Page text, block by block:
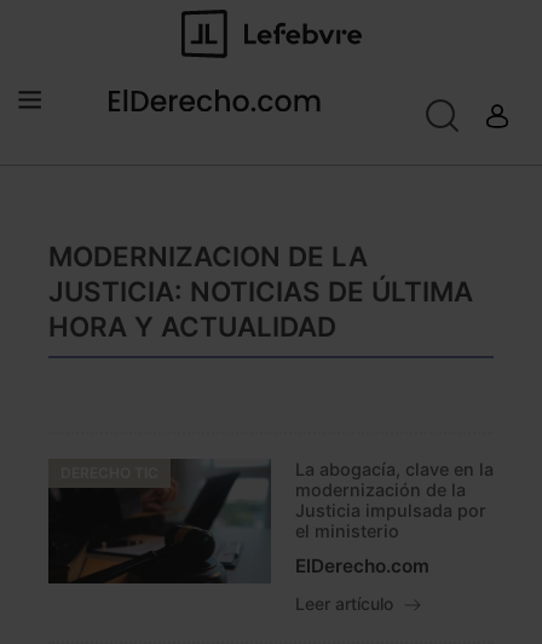
MODERNIZACION DE LA
JUSTICIA: NOTICIAS DE ÚLTIMA
HORA Y ACTUALIDAD
La abogacía, clave en la
modernización de la
Justicia impulsada por
el ministerio
ElDerecho.com
Leer artículo